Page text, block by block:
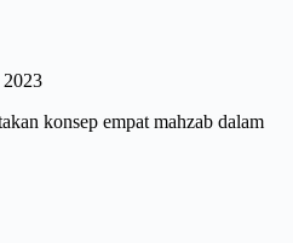
konsep empat mahzab dalam